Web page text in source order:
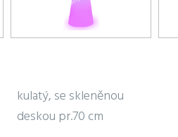
kulatý, se skleněnou
deskou pr.70 cm